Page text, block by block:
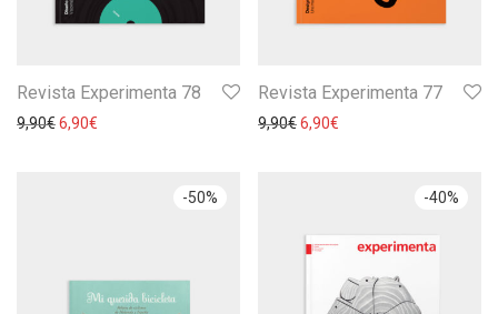
Revista Experimenta 78
9,90€6,90€
Revista Experimenta 77
9,90€6,90€
-50% -40%